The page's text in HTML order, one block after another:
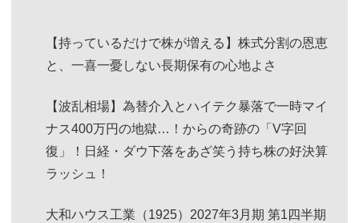
【持っているだけで株が増える】株式分割の恩恵
と、一喜一憂しない長期保有の心地よさ
【波乱相場】為替介入とハイテク暴落で一時マイ
ナス400万円の地獄…！からの奇跡の「V字回
復」！日経・ダウ下落をあざ笑う持ち株の好決算
ラッシュ！
大和ハウス工業（1925）2027年3月期 第1四半期